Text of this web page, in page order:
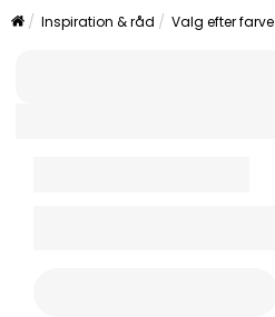
Inspiration & råd Valg efter farve